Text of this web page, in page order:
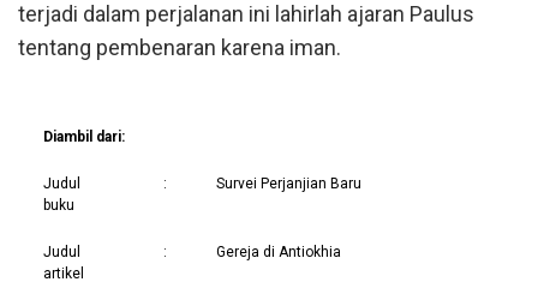
terjadi dalam perjalanan ini lahirlah ajaran Paulus
tentang pembenaran karena iman.
Diambil dari:
Judul
buku
: Survei Perjanjian Baru
Judul
artikel
: Gereja di Antiokhia